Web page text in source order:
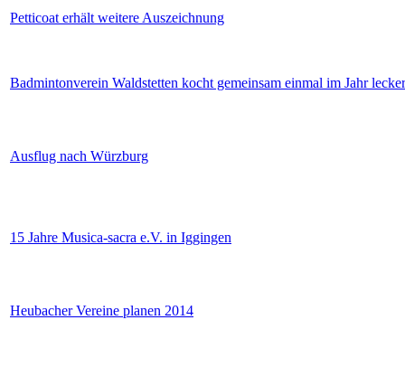
Petticoat erhält weitere Auszeichnung
Badmintonverein Waldstetten kocht gemeinsam einmal im Jahr
Ausflug nach Würzburg
15 Jahre Musica-sacra e.V. in Iggingen
Heubacher Vereine planen 2014